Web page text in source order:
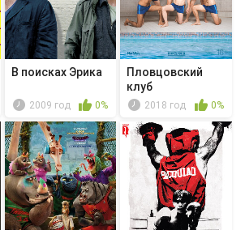
В поисках Эрика
2009 год 0%
Пловцовский
клуб
2018 год 0%